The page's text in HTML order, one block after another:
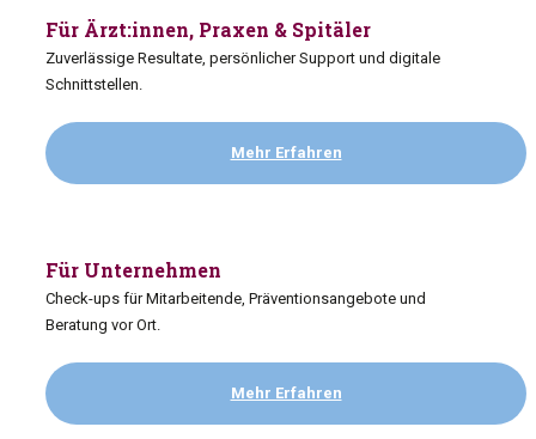
Für Ärzt:innen, Praxen & Spitäler
Zuverlässige Resultate, persönlicher Support und digitale
Schnittstellen.
Mehr Erfahren
Für Unternehmen
Check-ups für Mitarbeitende, Präventionsangebote und
Beratung vor Ort.
Mehr Erfahren